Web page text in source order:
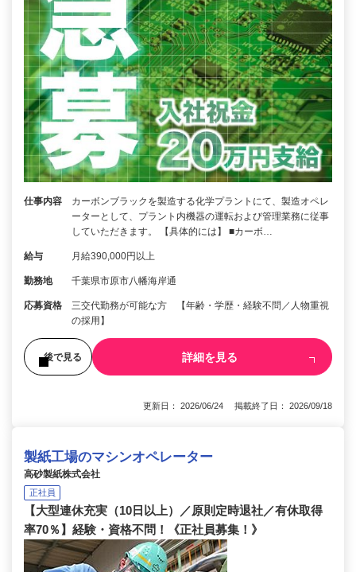
仕事内容
カーボンブラックを製造する化学プラントにて、製造オペレ
ーターとして、プラント内機器の運転および管理業務に従事
していただきます。 【具体的には】 ■カーボ…
給与 月給390,000円以上
勤務地 千葉県市原市八幡海岸通
応募資格
三交代勤務が可能な方 【年齢・学歴・経験不問／人物重視
の採用】
後で見る 詳細を見る
更新日： 2026/06/24 掲載終了日： 2026/09/18
製紙工場のマシンオペレーター
高砂製紙株式会社
正社員
【大型連休充実（10日以上）／原則定時退社／有休取得
率70％】経験・資格不問！《正社員募集！》